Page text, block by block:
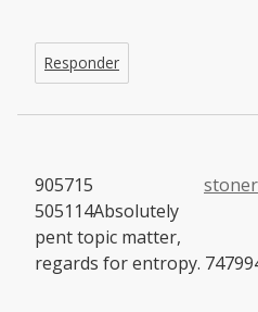
Responder
stoner
905715
505114Absolutely
pent topic matter,
regards for entropy.